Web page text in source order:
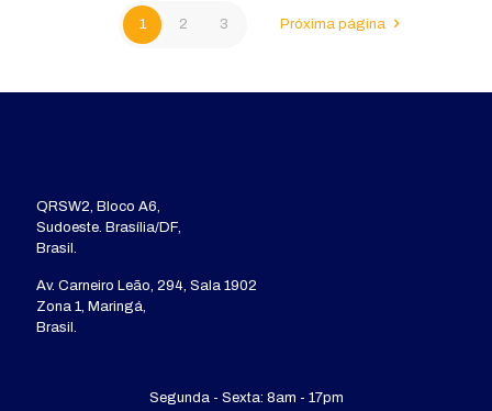
1 2 3 Próxima página
QRSW2, Bloco A6,
Sudoeste. Brasília/DF,
Brasil.
Av. Carneiro Leão, 294, Sala 1902
Zona 1, Maringá,
Brasil.
Segunda - Sexta: 8am - 17pm